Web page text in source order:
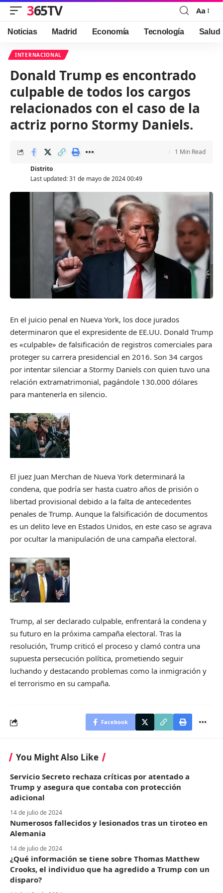
365TV
Font
Resizer
Aa
Noticias Madrid Economía Tecnología Salud
INTERNACIONAL
Donald Trump es encontrado
culpable de todos los cargos
relacionados con el caso de la
actriz porno Stormy Daniels.
Last updated: 31 de mayo de 2024 00:49
Distrito
1 Min Read
En el juicio penal en Nueva York, los doce jurados
determinaron que el expresidente de EE.UU. Donald Trump
es «culpable» de falsificación de registros comerciales para
proteger su carrera presidencial en 2016. Son 34 cargos
por intentar silenciar a Stormy Daniels con quien tuvo una
relación extramatrimonial, pagándole 130.000 dólares
para mantenerla en silencio.
El juez Juan Merchan de Nueva York determinará la
condena, que podría ser hasta cuatro años de prisión o
libertad provisional debido a la falta de antecedentes
penales de Trump. Aunque la falsificación de documentos
es un delito leve en Estados Unidos, en este caso se agrava
por ocultar la manipulación de una campaña electoral.
Trump, al ser declarado culpable, enfrentará la condena y
su futuro en la próxima campaña electoral. Tras la
resolución, Trump criticó el proceso y clamó contra una
supuesta persecución política, prometiendo seguir
luchando y destacando problemas como la inmigración y
el terrorismo en su campaña.
Facebook
You Might Also Like
Servicio Secreto rechaza críticas por atentado a
Trump y asegura que contaba con protección
adicional
14 de julio de 2024
Numerosos fallecidos y lesionados tras un tiroteo en
Alemania
14 de julio de 2024
¿Qué información se tiene sobre Thomas Matthew
Crooks, el individuo que ha agredido a Trump con un
disparo?